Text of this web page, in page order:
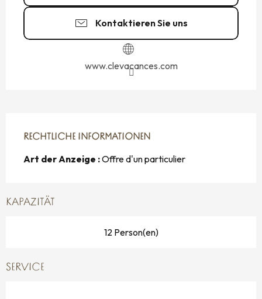
Kontaktieren Sie uns
www.clevacances.com
RECHTLICHE INFORMATIONEN
RECHTLICHE INFORMATIONEN
Art der Anzeige :Offre d'un particulier
KAPAZITÄT
12 Person(en)
SERVICE